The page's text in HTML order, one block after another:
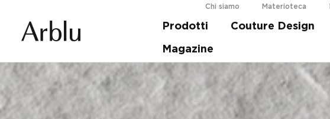
Chi siamo Materioteca
Prodotti Couture Design
Magazine
Guida alla scelta della tua doccia.